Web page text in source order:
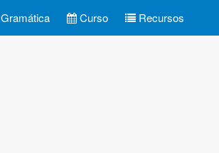
Gramática Curso Recursos